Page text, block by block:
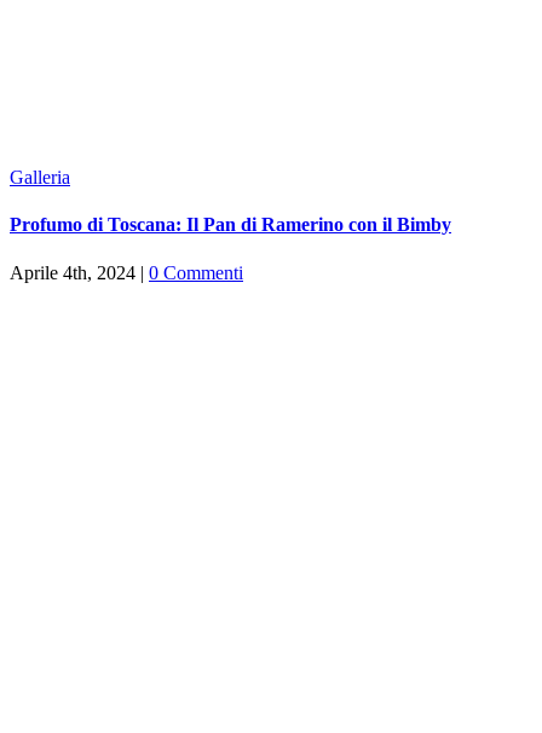
Galleria
Profumo di Toscana: Il Pan di Ramerino con il Bimby
Aprile 4th, 2024 | 0 Commenti